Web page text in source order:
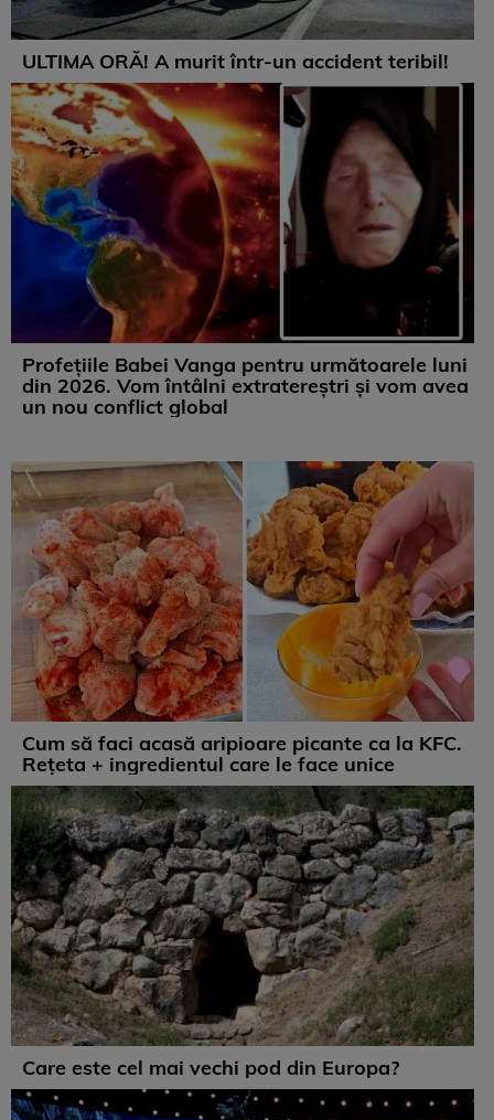
ULTIMA ORĂ! A murit într-un accident teribil!
Profețiile Babei Vanga pentru următoarele luni
din 2026. Vom întâlni extratereștri și vom avea
un nou conflict global
Cum să faci acasă aripioare picante ca la KFC.
Rețeta + ingredientul care le face unice
Care este cel mai vechi pod din Europa?